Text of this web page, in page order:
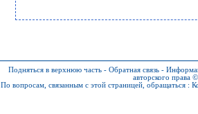
Подняться в верхнюю часть - Обратная связь -
авторского
По вопросам, связанным с этой страницей, обращаться :